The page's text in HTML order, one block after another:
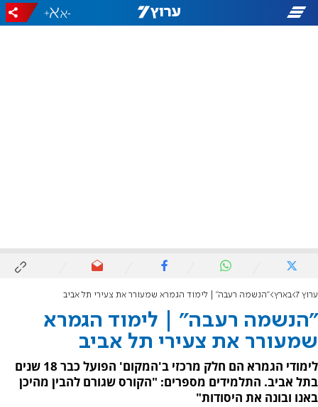
-
+
ערוץ 7 בארץ "הנשמה רעבה" | לימוד הגמרא שמעורר את צעירי תל אביב
"הנשמה רעבה" | לימוד הגמרא
שמעורר את צעירי תל אביב
לימודי הגמרא הם חלק מרכזי ב'המקום' הפועל כבר 18 שנים
בתל אביב. התלמידים מספרים: "הקורס שגורם להבין מהיכן
באנו ובונה את היסודות"